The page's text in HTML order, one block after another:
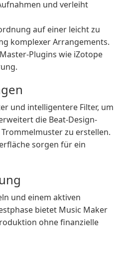
und verleiht
auf einer leicht zu
komplexer Arrangements.
Plugins wie iZotope
und intelligentere Filter, um
die Beat-Design-
zu erstellen.
sorgen für ein
und einem aktiven
bietet Music Maker
ohne finanzielle